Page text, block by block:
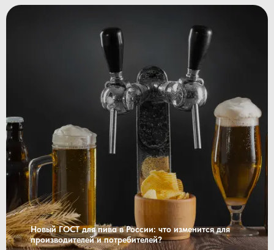
Новый ГОСТ для пива в России: что изменится для
производителей и потребителей?